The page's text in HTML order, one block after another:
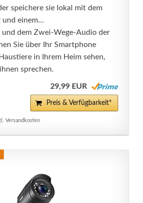
speichere sie lokal mit dem
einem...
dem Zwei-Wege-Audio der
Sie über Ihr Smartphone
in Ihrem Heim sehen,
sprechen.
29,99 EUR
Preis & Verfügbarkeit*
Versandkosten